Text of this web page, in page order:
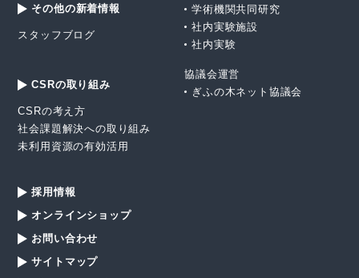
学術機関共同研究
社内実験施設
社内実験
協議会運営
ぎふの木ネット協議会
その他の新着情報
スタッフブログ
CSRの取り組み
CSRの考え方
社会課題解決への取り組み
未利用資源の有効活用
採用情報
オンラインショップ
お問い合わせ
サイトマップ